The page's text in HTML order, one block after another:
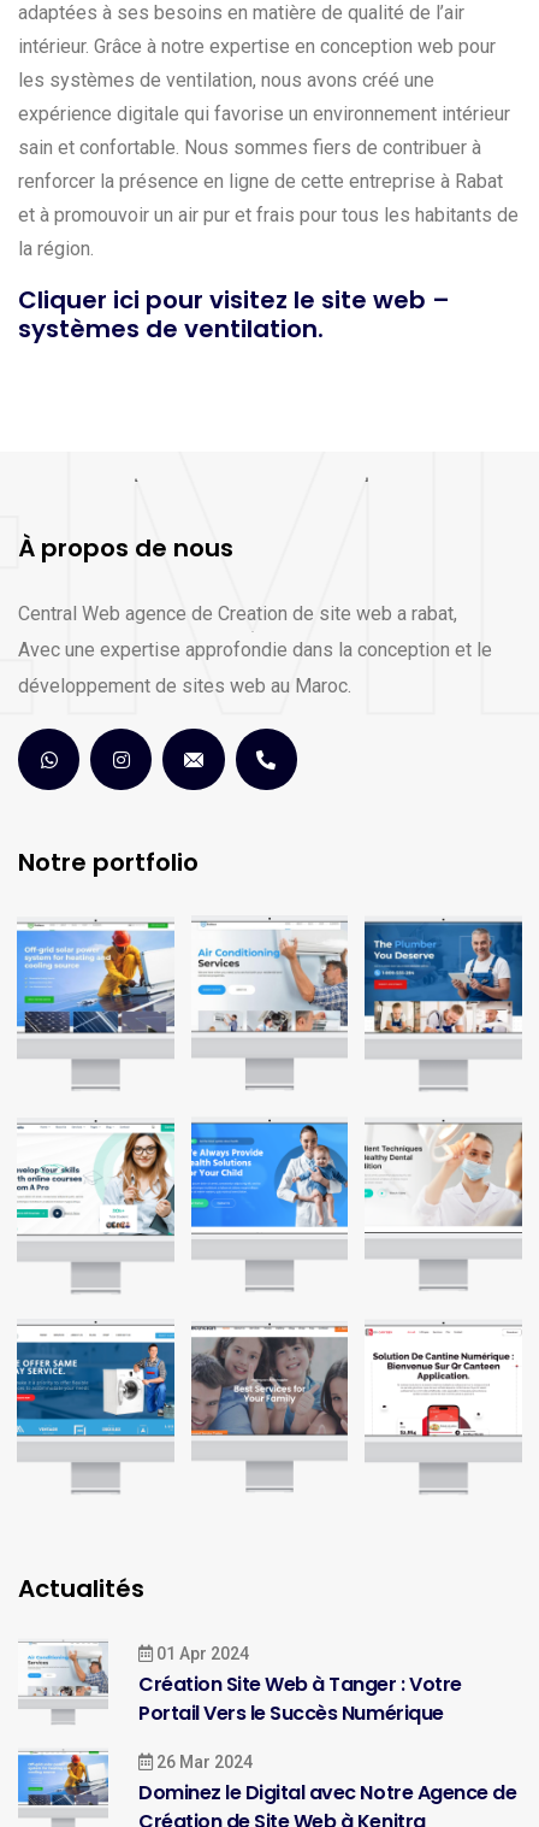
adaptées à ses besoins en matière de qualité de l’air
intérieur. Grâce à notre expertise en conception web pour
les systèmes de ventilation, nous avons créé une
expérience digitale qui favorise un environnement intérieur
sain et confortable. Nous sommes fiers de contribuer à
renforcer la présence en ligne de cette entreprise à Rabat
et à promouvoir un air pur et frais pour tous les habitants de
la région.
Cliquer ici pour visitez le site web –
systèmes de ventilation.
À propos de nous
Central Web agence de Creation de site web a rabat,
Avec une expertise approfondie dans la conception et le
développement de sites web au Maroc.
Notre portfolio
Actualités
01 Apr 2024
Création Site Web à Tanger : Votre
Portail Vers le Succès Numérique
26 Mar 2024
Dominez le Digital avec Notre Agence de
Création de Site Web à Kenitra